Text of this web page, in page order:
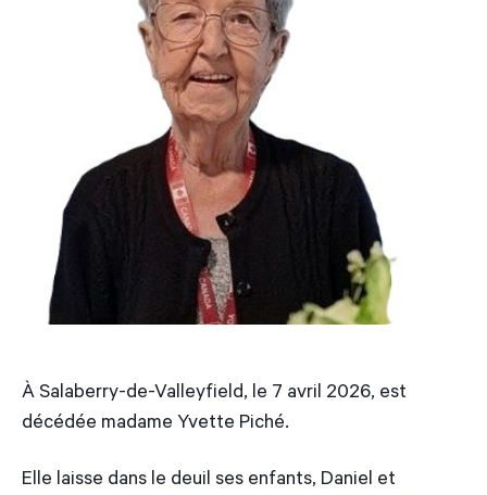
À Salaberry-de-Valleyfield, le 7 avril 2026, est
décédée madame Yvette Piché.
Elle laisse dans le deuil ses enfants, Daniel et